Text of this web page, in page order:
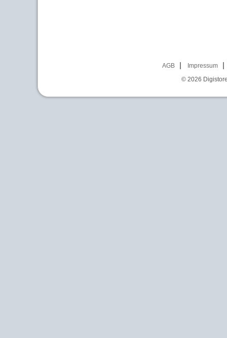
AGB
Impressum
© 2026